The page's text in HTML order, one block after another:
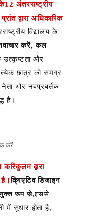
अंतरराष्ट्रीय
द्वारा आधिकारिक
विद्यालय के
करें, कल
उत्कृष्टता और
छात्र को समग्र
और नवप्रवर्तक
है।
करें
द्वारा
है।क्रिएटिव डिजाइन
रूप से,इससे
में सुधार होता है,